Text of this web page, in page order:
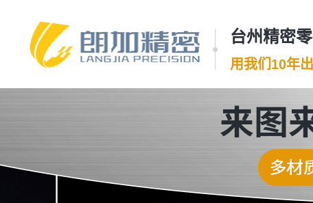
台州精密
用我们10年